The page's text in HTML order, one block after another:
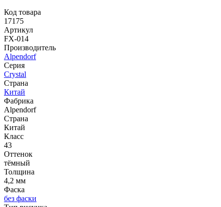
Код товара
17175
Артикул
FX-014
Производитель
Alpendorf
Серия
Crystal
Страна
Китай
Фабрика
Alpendorf
Страна
Китай
Класс
43
Оттенок
тёмный
Толщина
4,2 мм
Фаска
без фаски